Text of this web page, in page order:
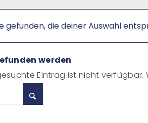
gefunden, die deiner Auswahl
werden
Eintrag ist nicht verfügbar.